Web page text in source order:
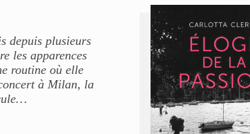
depuis plusieurs
les apparences
routine où elle
à Milan, la